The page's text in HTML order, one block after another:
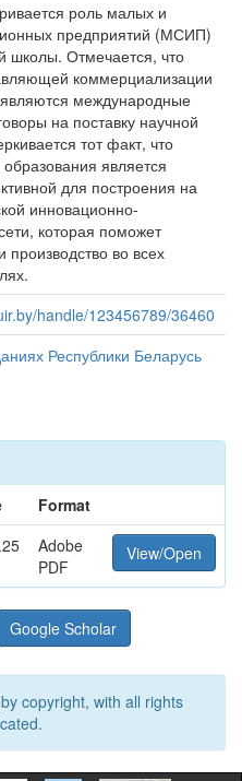
роль малых и
предприятий (МСИП)
школы. Отмечается, что
коммерциализации
международные
на поставку научной
тот факт, что
является
для построения на
инновационно-
которая поможет
производство во всех
handle/123456789/36460
Республики Беларусь
Format
Adobe
PDF
View/Open
Google Scholar
copyright, with all rights